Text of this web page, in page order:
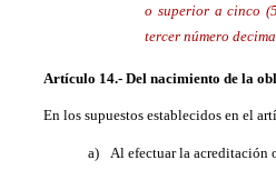
o superior a cinco
tercer número
Artículo 14.- Del nacimiento de la
En los supuestos establecidos en el
a) Al efectuar la acreditación